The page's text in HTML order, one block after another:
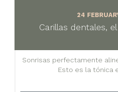
24
Carillas dentales,
Sonrisas perfectamente
Esto es la tónica